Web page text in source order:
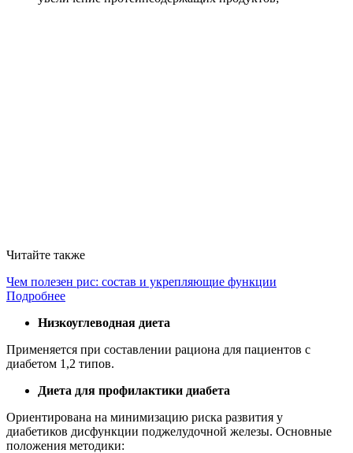
Читайте также
Чем полезен рис: состав и укрепляющие функции
Подробнее
Низкоуглеводная диета
Применяется при составлении рациона для пациентов с
диабетом 1,2 типов.
Диета для профилактики диабета
Ориентирована на минимизацию риска развития у
диабетиков дисфункции поджелудочной железы. Основные
положения методики: